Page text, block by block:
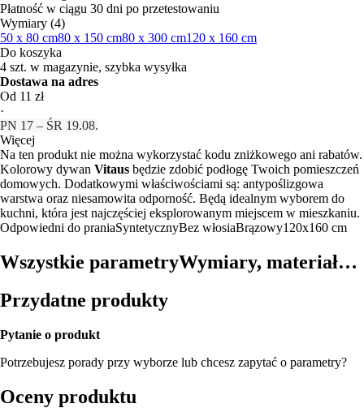
Płatność w ciągu 30 dni po przetestowaniu
Wymiary (4)
50 x 80 cm80 x 150 cm80 x 300 cm120 x 160 cm
Do koszyka
4 szt. w magazynie, szybka wysyłka
Dostawa na adres
Od 11 zł
·
PN 17 – ŚR 19.08.
Więcej
Na ten produkt nie można wykorzystać kodu zniżkowego ani rabatów.
Kolorowy dywan Vitaus będzie zdobić podłogę Twoich pomieszczeń
domowych. Dodatkowymi właściwościami są: antypoślizgowa
warstwa oraz niesamowita odporność. Będą idealnym wyborem do
kuchni, która jest najczęściej eksplorowanym miejscem w mieszkaniu.
Odpowiedni do praniaSyntetycznyBez włosiaBrązowy120x160 cm
Wszystkie parametryWymiary, materiał…
Przydatne produkty
Pytanie o produkt
Potrzebujesz porady przy wyborze lub chcesz zapytać o parametry?
Oceny produktu